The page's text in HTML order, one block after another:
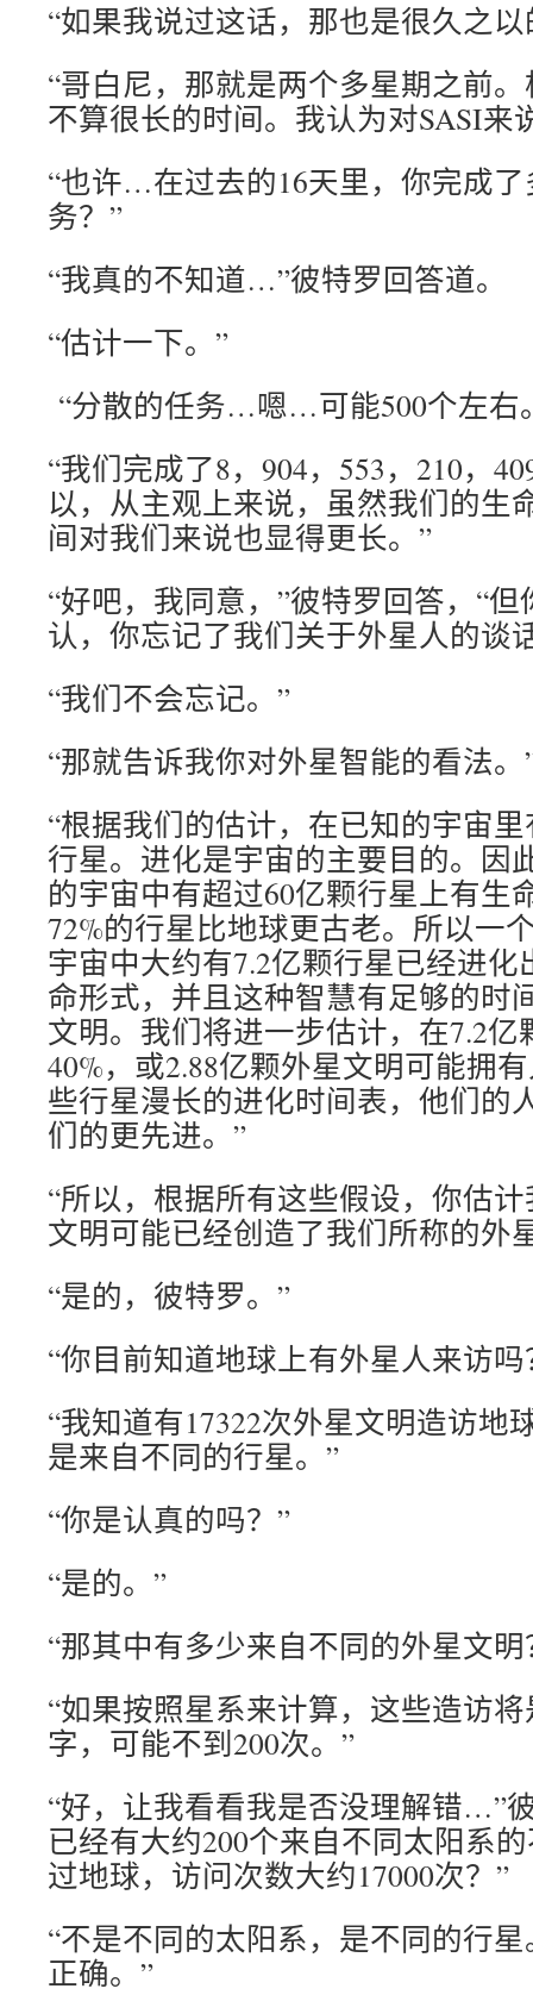
“如果我说过这话，那也是很久之
“哥白尼，那就是两个多星期之前
不算很长的时间。我认为对SASI来
“也许…在过去的16天里，你完成
务？”
“我真的不知道…”彼特罗回答道。
“估计一下。”
“分散的任务…嗯…可能500个左右
“我们完成了8，904，553，210，
以，从主观上来说，虽然我们的生
间对我们来说也显得更长。”
“好吧，我同意，”彼特罗回答，“
认，你忘记了我们关于外星人的谈
“我们不会忘记。”
“那就告诉我你对外星智能的看法。
“根据我们的估计，在已知的宇宙
行星。进化是宇宙的主要目的。因
的宇宙中有超过60亿颗行星上有生
72%的行星比地球更古老。所以一
宇宙中大约有7.2亿颗行星已经进
命形式，并且这种智慧有足够的时
文明。我们将进一步估计，在7.2
40%，或2.88亿颗外星文明可能拥
些行星漫长的进化时间表，他们的
们的更先进。”
“所以，根据所有这些假设，你估
文明可能已经创造了我们所称的外
“是的，彼特罗。”
“你目前知道地球上有外星人来访吗
“我知道有17322次外星文明造访地
是来自不同的行星。”
“你是认真的吗？”
“是的。”
“那其中有多少来自不同的外星文明
“如果按照星系来计算，这些造访
字，可能不到200次。”
“好，让我看看我是否没理解错…”
已经有大约200个来自不同太阳系
过地球，访问次数大约17000次？”
“不是不同的太阳系，是不同的行
正确。”